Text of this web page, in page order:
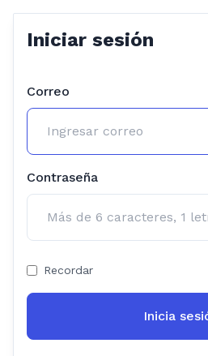
Iniciar sesión
Correo
Contraseña
Recordar